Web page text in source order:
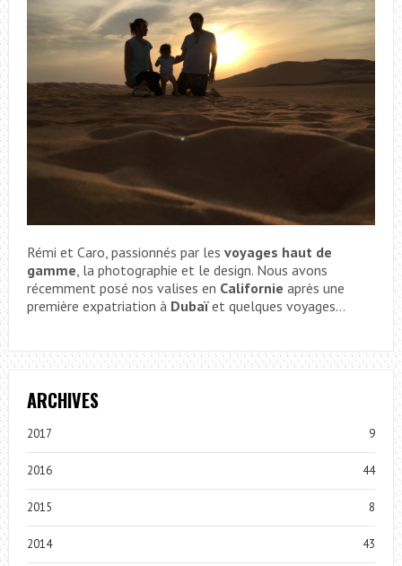
Rémi et Caro, passionnés par les voyages haut de
gamme , la photographie et le design. Nous avons
récemment posé nos valises en Californie après une
première expatriation à Dubaïet quelques voyages...
ARCHIVES
2017 9
2016 44
2015 8
2014 43